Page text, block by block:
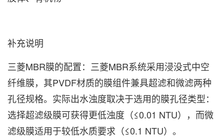
补充说明
‌三菱MBR膜的配置‌：三菱MBR系统采用浸没式中空
纤维膜，其PVDF材质的膜组件兼具超滤和微滤两种
孔径规格。实际出水浊度取决于选用的膜孔径类型：
选择超滤级膜可获得更低浊度（≤0.01 NTU），而微
滤级膜适用于较低水质要求（≤0.1 NTU）。